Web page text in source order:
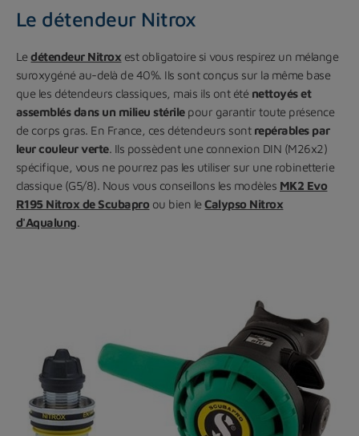
Le détendeur Nitrox
Ledétendeur Nitrox est obligatoire si vous respirez un mélange
suroxygéné au-delà de 40%. Ils sont conçus sur la même base
que les détendeurs classiques, mais ils ont été nettoyés et
assemblés dans un milieu stérilepour garantir toute présence
de corps gras. En France, ces détendeurs sont repérables par
leur couleur verte. Ils possèdent une connexion DIN (M26x2)
spécifique, vous ne pourrez pas les utiliser sur une robinetterie
classique (G5/8). Nous vous conseillons les modèles MK2 Evo
R195 Nitrox de Scubapro ou bien leCalypso Nitrox
d'Aqualung.